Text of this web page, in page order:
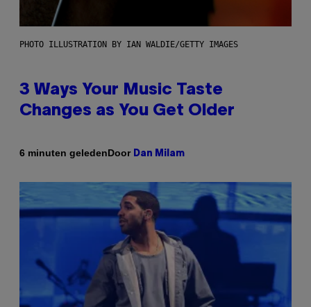
PHOTO ILLUSTRATION BY IAN WALDIE/GETTY IMAGES
3 Ways Your Music Taste
Changes as You Get Older
6 minuten geledenDoor Dan Milam